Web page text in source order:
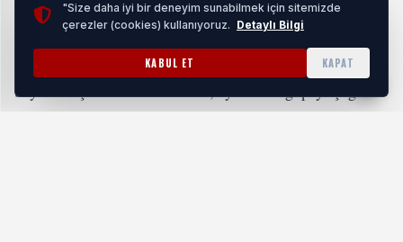
Milli Eğitim Bakanlığı'nın resmi internet sitesinde yer alan
habere göre ağabey Veysel Fidan, “Kardeşimle çalışmak
büyük bir şans. Memleketimde, aynı mesleği paylaştığımız
kardeşimle görev yapmak güven ve mutluluk veriyor” dedi.
"Size daha iyi bir deneyim sunabilmek için sitemizde
çerezler (cookies) kullanıyoruz. Detaylı Bilgi
KABUL ET KAPAT